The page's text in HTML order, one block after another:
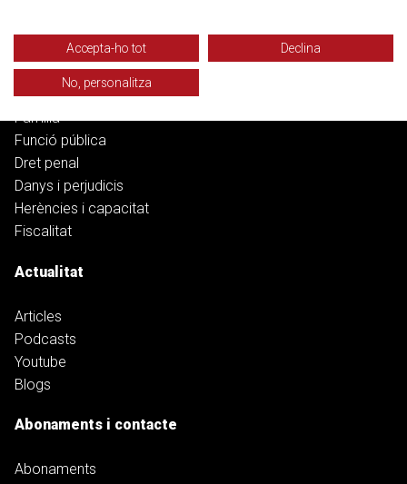
Salut i pensions
Habitatge
Banca, deute i ciberfraus
Família
Funció pública
Dret penal
Danys i perjudicis
Herències i capacitat
Fiscalitat
Actualitat
Articles
Podcasts
Youtube
Blogs
Abonaments i contacte
Abonaments
Accepta-ho tot Declina
No, personalitza